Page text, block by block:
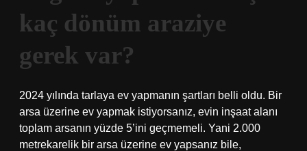
kaç dönüm araziye
gerek var?
2024 yılında tarlaya ev yapmanın şartları belli oldu. Bir
arsa üzerine ev yapmak istiyorsanız, evin inşaat alanı
toplam arsanın yüzde 5’ini geçmemeli. Yani 2.000
metrekarelik bir arsa üzerine ev yapsanız bile,